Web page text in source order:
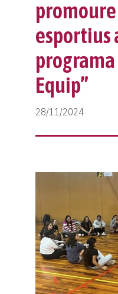
Fes-te soci
Col·laboradors
Protocol lesions
Calendari
Normativa
Galeria
Contacte
Botiga
esportius
Equip”
28/11/2024